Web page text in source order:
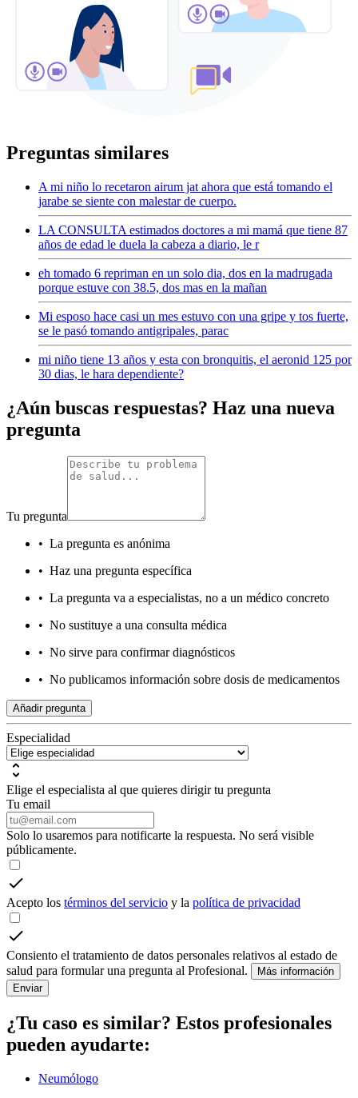
Preguntas similares
A mi niño lo recetaron airum jat ahora que está tomando el
jarabe se siente con malestar de cuerpo.
LA CONSULTA estimados doctores a mi mamá que tiene 87
años de edad le duela la cabeza a diario, le r
eh tomado 6 repriman en un solo dia, dos en la madrugada
porque estuve con 38.5, dos mas en la mañan
Mi esposo hace casi un mes estuvo con una gripe y tos fuerte,
se le pasó tomando antigripales, parac
mi niño tiene 13 años y esta con bronquitis, el aeronid 125 por
30 dias, le hara dependiente?
¿Aún buscas respuestas? Haz una nueva
pregunta
Tu pregunta
• La pregunta es anónima
• Haz una pregunta específica
• La pregunta va a especialistas, no a un médico concreto
• No sustituye a una consulta médica
• No sirve para confirmar diagnósticos
• No publicamos información sobre dosis de medicamentos
Añadir pregunta
Especialidad
Elige el especialista al que quieres dirigir tu pregunta
Tu email
Solo lo usaremos para notificarte la respuesta. No será visible
públicamente.
Acepto los términos del servicio y la política de privacidad
Consiento el tratamiento de datos personales relativos al estado de
salud para formular una pregunta al Profesional.
Más información
Enviar
¿Tu caso es similar? Estos profesionales
pueden ayudarte:
Neumólogo